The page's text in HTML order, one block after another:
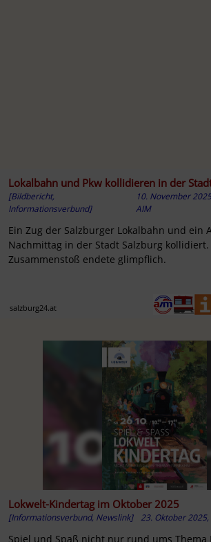
Lokalbahn und Pkw kollidieren in der
[Bildbericht,
Informationsverbund]
10. November
AIM
Ein Zug der Salzburger Lokalbahn und ein
Nachmittag in der Stadt Salzburg kollidiert.
Zusammenstoß endete glimpflich.
salzburg24.at
Lokwelt-Kindertag im Oktober 2025
[Informationsverbund, Newslink] 23. Oktober
Spiel und Spaß nicht nur rund ums Thema